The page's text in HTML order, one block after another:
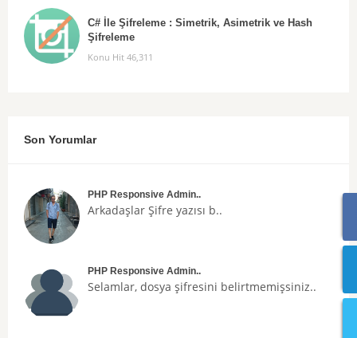
C# İle Şifreleme : Simetrik, Asimetrik ve Hash
Şifreleme
Konu Hit 46,311
Son Yorumlar
PHP Responsive Admin..
Arkadaşlar Şifre yazısı b..
PHP Responsive Admin..
Selamlar, dosya şifresini belirtmemişsiniz..